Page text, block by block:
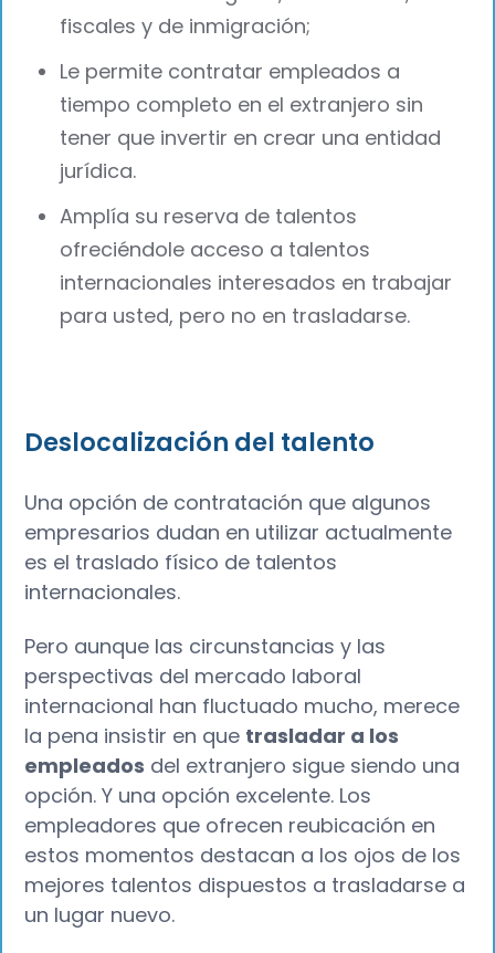
fiscales y de inmigración;
Le permite contratar empleados a
tiempo completo en el extranjero sin
tener que invertir en crear una entidad
jurídica.
Amplía su reserva de talentos
ofreciéndole acceso a talentos
internacionales interesados en trabajar
para usted, pero no en trasladarse.
Deslocalización del talento
Una opción de contratación que algunos
empresarios dudan en utilizar actualmente
es el traslado físico de talentos
internacionales.
Pero aunque las circunstancias y las
perspectivas del mercado laboral
internacional han fluctuado mucho, merece
la pena insistir en que trasladar a los
empleados del extranjero sigue siendo una
opción. Y una opción excelente. Los
empleadores que ofrecen reubicación en
estos momentos destacan a los ojos de los
mejores talentos dispuestos a trasladarse a
un lugar nuevo.